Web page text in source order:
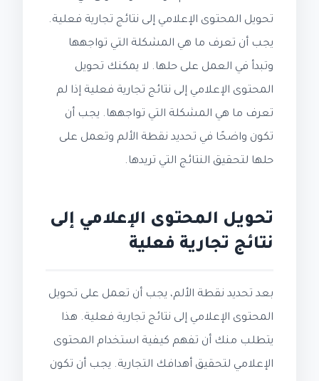
تحويل المحتوى الإعلامي إلى نتائج تجارية فعلية.
يجب أن تعرف ما هي المشكلة التي تواجهها
وتبدأ في العمل على حلها. لا يمكنك تحويل
المحتوى الإعلامي إلى نتائج تجارية فعلية إذا لم
تعرف ما هي المشكلة التي تواجهها. يجب أن
تكون واضحًا في تحديد نقطة الألم وتعمل على
حلها لتحقيق النتائج التي تريدها.
تحويل المحتوى الإعلامي إلى
نتائج تجارية فعلية
بعد تحديد نقطة الألم، يجب أن تعمل على تحويل
المحتوى الإعلامي إلى نتائج تجارية فعلية. هذا
يتطلب منك أن تفهم كيفية استخدام المحتوى
الإعلامي لتحقيق أهدافك التجارية. يجب أن تكون